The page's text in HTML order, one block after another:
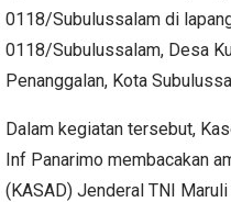
0118/Subulussalam di
0118/Subulussalam, Desa
Penanggalan, Kota
Dalam kegiatan tersebut,
Inf Panarimo membacakan
(KASAD) Jenderal TNI